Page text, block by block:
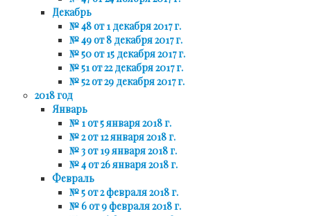
Декабрь
№ 48 от 1 декабря 2017 г.
№ 49 от 8 декабря 2017 г.
№ 50 от 15 декабря 2017 г.
№ 51 от 22 декабря 2017 г.
№ 52 от 29 декабря 2017 г.
2018 год
Январь
№ 1 от 5 января 2018 г.
№ 2 от 12 января 2018 г.
№ 3 от 19 января 2018 г.
№ 4 от 26 января 2018 г.
Февраль
№ 5 от 2 февраля 2018 г.
№ 6 от 9 февраля 2018 г.